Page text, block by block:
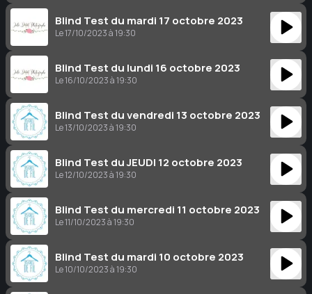
Blind Test du mardi 17 octobre 2023
Le 17/10/2023 à 19:30
Blind Test du lundi 16 octobre 2023
Le 16/10/2023 à 19:30
Blind Test du vendredi 13 octobre 2023
Le 13/10/2023 à 19:30
Blind Test du JEUDI 12 octobre 2023
Le 12/10/2023 à 19:30
Blind Test du mercredi 11 octobre 2023
Le 11/10/2023 à 19:30
Blind Test du mardi 10 octobre 2023
Le 10/10/2023 à 19:30